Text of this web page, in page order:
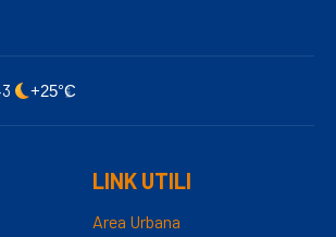
+25°C
LINK UTILI
Area Urbana